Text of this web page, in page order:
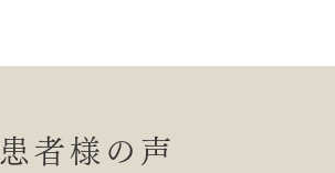
患者様の声